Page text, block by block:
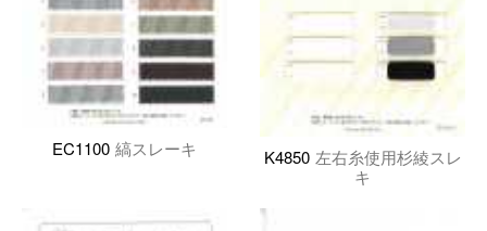
EC1100 縞スレーキ K4850 左右糸使用杉綾スレ
キ